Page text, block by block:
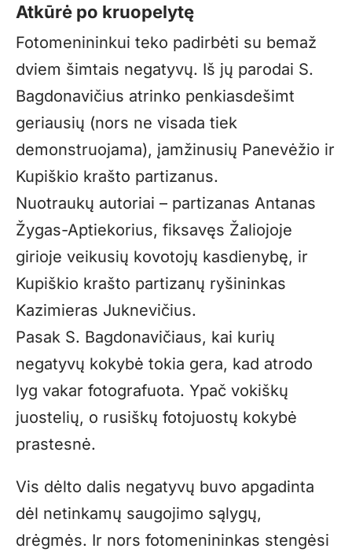
Atkūrė po kruopelytę
Fotomenininkui teko padirbėti su bemaž
dviem šimtais negatyvų. Iš jų parodai S.
Bagdonavičius atrinko penkiasdešimt
geriausių (nors ne visada tiek
demonstruojama), įamžinusių Panevėžio ir
Kupiškio krašto partizanus.
Nuotraukų autoriai – partizanas Antanas
Žygas-Aptiekorius, fiksavęs Žaliojoje
girioje veikusių kovotojų kasdienybę, ir
Kupiškio krašto partizanų ryšininkas
Kazimieras Juknevičius.
Pasak S. Bagdonavičiaus, kai kurių
negatyvų kokybė tokia gera, kad atrodo
lyg vakar fotografuota. Ypač vokiškų
juostelių, o rusiškų fotojuostų kokybė
prastesnė.
Vis dėlto dalis negatyvų buvo apgadinta
dėl netinkamų saugojimo sąlygų,
drėgmės. Ir nors fotomenininkas stengėsi